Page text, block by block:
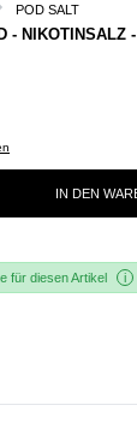
POD SALT
- NIKOTINSALZ
IN DEN
für diesen Artikel